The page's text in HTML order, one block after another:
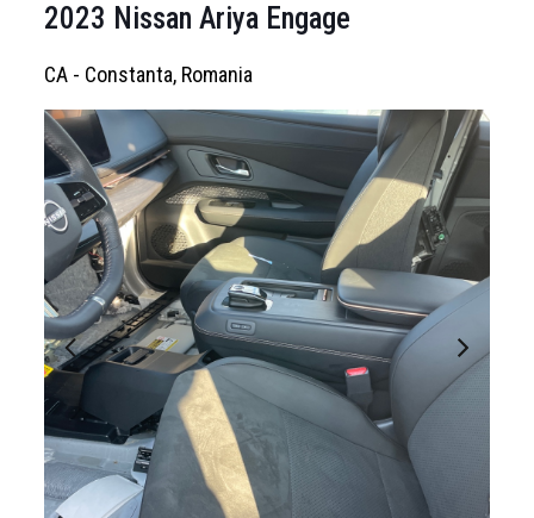
2023 Nissan Ariya Engage
CA - Constanta, Romania